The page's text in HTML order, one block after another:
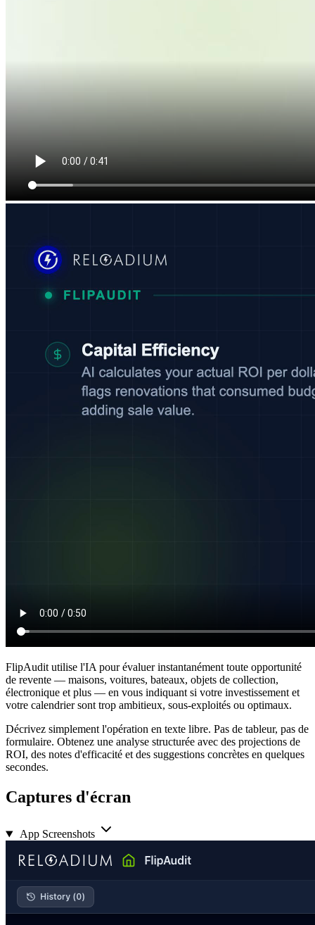
FlipAudit utilise l'IA pour évaluer instantanément toute opportunité
de revente — maisons, voitures, bateaux, objets de collection,
électronique et plus — en vous indiquant si votre investissement et
votre calendrier sont trop ambitieux, sous-exploités ou optimaux.
Décrivez simplement l'opération en texte libre. Pas de tableur, pas de
formulaire. Obtenez une analyse structurée avec des projections de
ROI, des notes d'efficacité et des suggestions concrètes en quelques
secondes.
Captures d'écran
App Screenshots